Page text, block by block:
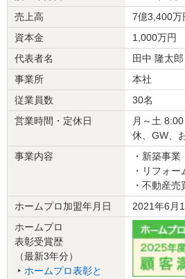
この会社に決めた理由
担当の方の人柄と価格で決めました。
本来の浴室とプラスで気になる電気関係
良心価格で対応いただけた点も大きなポ
リフォーム会社からの返答
この度は、数ある業者の中から弊社に工
今回はメーカーの水はけが良く、カビ
れ、今後はお掃除のしやすいお風呂にな
また追加でご依頼いただきました照明器
によりご迷惑をお掛けしておりましたが
上げます。
この度の工事では、お立ち合い等ご家族
りがとうございました。
売上高
7億3,400万
資本金
1,000万円
代表者名
田中 隆太郎
事業所
本社
従業員数
30名
営業時間・定休日
月～土
休、GW、
事業内容
・新築事業
・リフォー
・不動産
ホームプロ加盟年月日
2021年6月
ホームプロ
表彰受賞歴
（最新3年分）
ホームプロ表彰と